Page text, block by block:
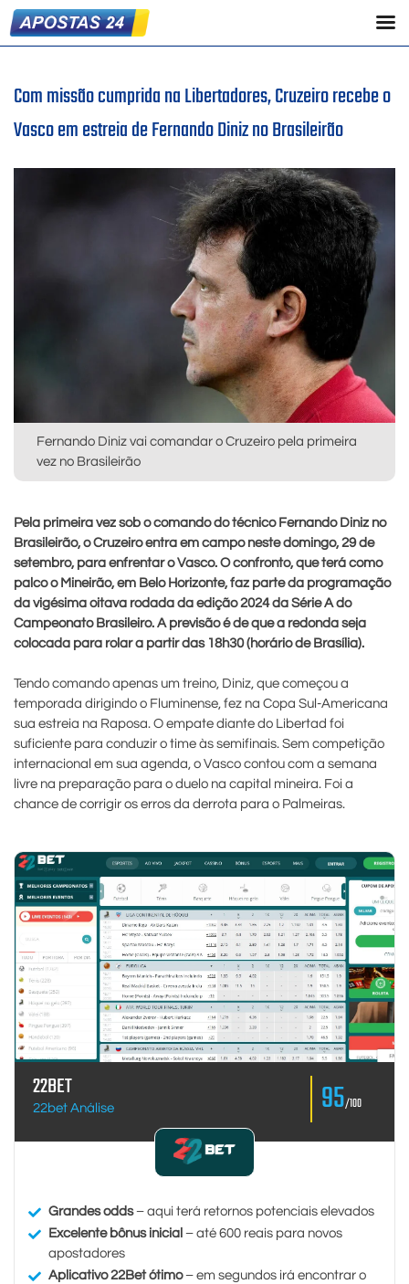
Com missão cumprida na Libertadores, Cruzeiro recebe o
Vasco em estreia de Fernando Diniz no Brasileirão
Fernando Diniz vai comandar o Cruzeiro pela primeira
vez no Brasileirão
Pela primeira vez sob o comando do técnico Fernando Diniz no
Brasileirão, o Cruzeiro entra em campo neste domingo, 29 de
setembro, para enfrentar o Vasco. O confronto, que terá como
palco o Mineirão, em Belo Horizonte, faz parte da programação
da vigésima oitava rodada da edição 2024 da Série A do
Campeonato Brasileiro. A previsão é de que a redonda seja
colocada para rolar a partir das 18h30 (horário de Brasília).
Tendo comando apenas um treino, Diniz, que começou a
temporada dirigindo o Fluminense, fez na Copa Sul-Americana
sua estreia na Raposa. O empate diante do Libertad foi
suficiente para conduzir o time às semifinais. Sem competição
internacional em sua agenda, o Vasco contou com a semana
livre na preparação para o duelo na capital mineira. Foi a
chance de corrigir os erros da derrota para o Palmeiras.
22BET
22bet Análise 95/100
Grandes odds– aqui terá retornos potenciais elevados
Excelente bônus inicial – até 600 reais para novos
apostadores
Aplicativo 22Bet ótimo– em segundos irá encontrar o